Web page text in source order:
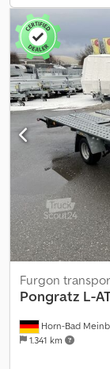
perforat pentru
pentru fixare,
fotografii) Lumini
pentru roată de
de noroi Roată de
înmatriculare:
inspecție tehnică
pentru această
pentru 100 km/h
Chingi speciale
sigură a
anti-furt
Horn-Bad
1.341 km
Furgon
Pongratz L-